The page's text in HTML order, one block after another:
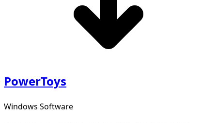
PowerToys
Windows Software